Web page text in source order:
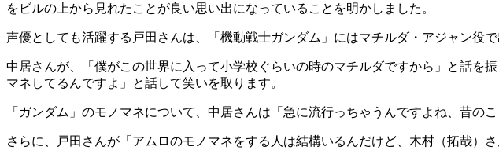
をビルの上から見れたことが良い思い出になっていることを明かしました。
声優としても活躍する戸田さんは、「機動戦士ガンダム」にはマチルダ・アジャン役で
中居さんが、「僕がこの世界に入って小学校ぐらいの時のマチルダですから」と話を
マネしてるんですよ」と話して笑いを取ります。
「ガンダム」のモノマネについて、中居さんは「急に流行っちゃうんですよね、昔の
さらに、戸田さんが「アムロのモノマネをする人は結構いるんだけど、木村（拓哉